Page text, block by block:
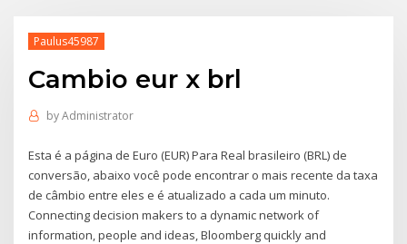
Paulus45987
Cambio eur x brl
byAdministrator
Esta é a página de Euro (EUR) Para Real brasileiro (BRL) de
conversão, abaixo você pode encontrar o mais recente da taxa
de câmbio entre eles e é atualizado a cada um minuto.
Connecting decision makers to a dynamic network of
information, people and ideas, Bloomberg quickly and